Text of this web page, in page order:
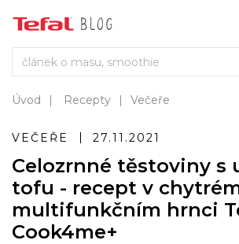
Úvod Recepty Večeře
VEČEŘE 27.11.2021
Celozrnné těstoviny s
tofu - recept v
multifunkčním hrnci
Cook4me+